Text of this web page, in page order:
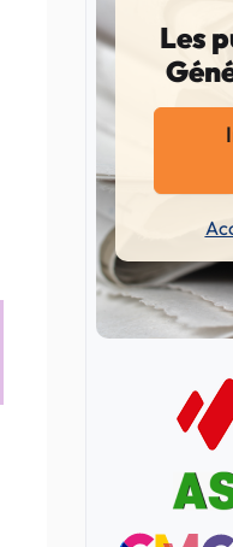
Les